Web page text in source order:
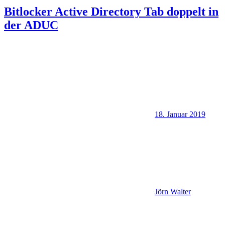
Bitlocker Active Directory Tab doppelt in
der ADUC
18. Januar 2019
Jörn Walter